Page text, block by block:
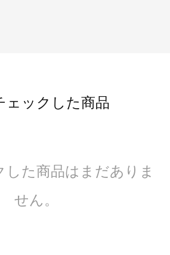
ェックした商品
した商品はまだありま
せん。